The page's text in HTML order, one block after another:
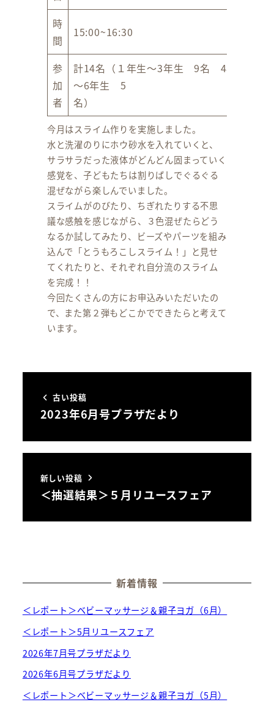
時
間
15:00~16:30
参
加
者
計14名（１年生～3年生 9名 4年生
～6年生 5
名）
今月はスライム作りを実施しました。
水と洗濯のりにホウ砂水を入れていくと、
サラサラだった液体がどんどん固まっていく
感覚を、子どもたちは割りばしでぐるぐる
混ぜながら楽しんでいました。
スライムがのびたり、ちぎれたりする不思
議な感触を感じながら、３色混ぜたらどう
なるか試してみたり、ビーズやパーツを組み
込んで「とうもろこしスライム！」と見せ
てくれたりと、それぞれ自分流のスライム
を完成！！
今回たくさんの方にお申込みいただいたの
で、また第２弾もどこかでできたらと考えて
います。
古い投稿
2023年6月号プラザだより
新しい投稿
＜抽選結果＞５月リユースフェア
新着情報
＜レポート＞ベビーマッサージ＆親子ヨガ（6月）
＜レポート＞5月リユースフェア
2026年7月号プラザだより
2026年6月号プラザだより
＜レポート＞ベビーマッサージ＆親子ヨガ（5月）